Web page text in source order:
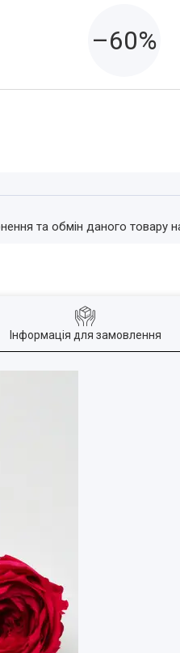
–60%
та обмін даного товару
Інформація для замовлення